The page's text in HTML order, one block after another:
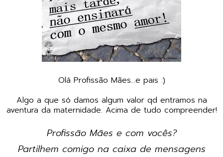
Olá Profissão Mães...e pais :)
Algo a que só damos algum valor qd entramos na
aventura da maternidade. Acima de tudo compreender!
Profissão Mães e com vocês?
Partilhem comigo na caixa de mensagens